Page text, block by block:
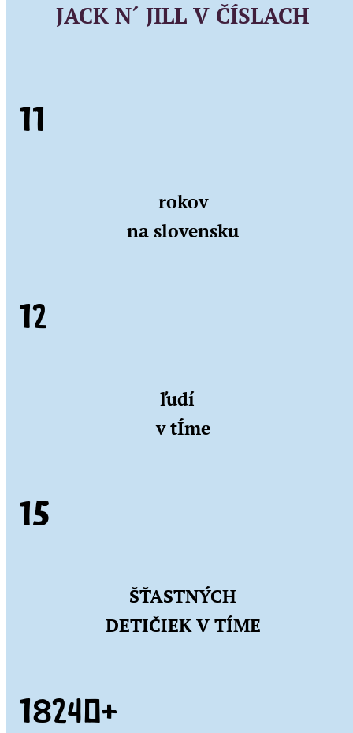
JACK N´ JILL V ČÍSLACH
11
rokov
na slovensku
12
ľudí
v tÍme
15
ŠŤASTNÝCH
DETIČIEK V TÍME
20000+